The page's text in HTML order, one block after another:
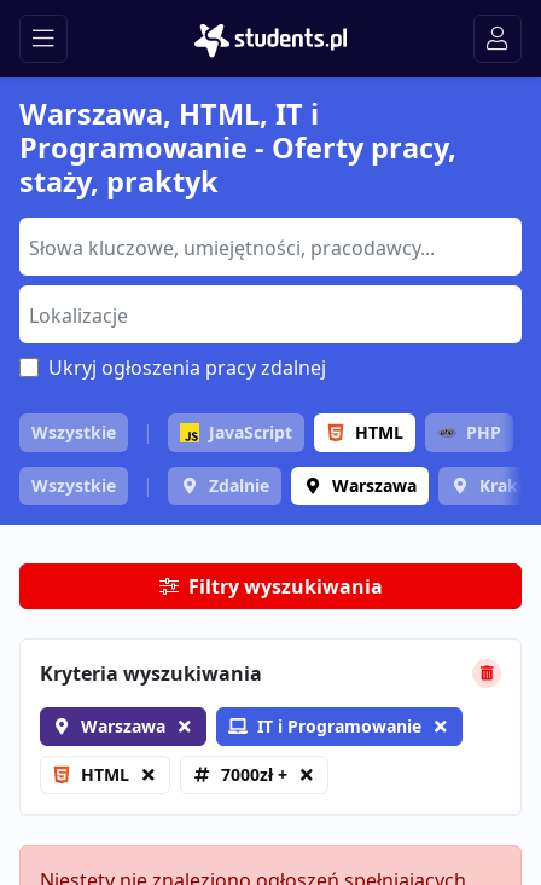
Warszawa, HTML, IT i
Programowanie - Oferty pracy,
staży, praktyk
Ukryj ogłoszenia pracy zdalnej
Wszystkie JavaScript HTML PHP
Wszystkie Zdalnie Warszawa
Filtry wyszukiwania
Kryteria wyszukiwania
Warszawa IT i Programowanie
HTML 7000zł +